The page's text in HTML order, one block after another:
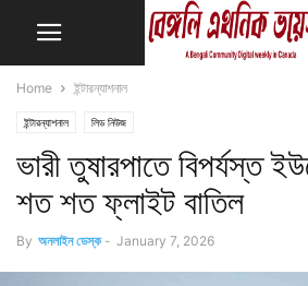
Home ইন্টারন্যাশনাল
ইন্টারন্যাশনাল লিড নিউজ
ভারী তুষারপাতে বিপর্যস্ত
শত শত ফ্লাইট বাতিল
By অনলাইন ডেস্ক - January 7, 2026